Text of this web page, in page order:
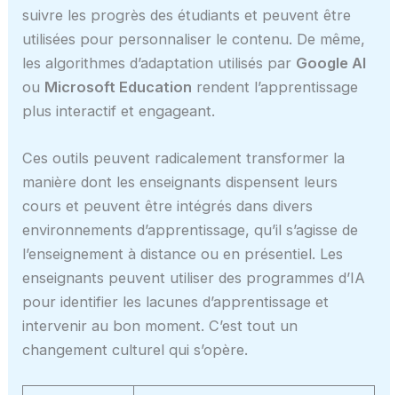
suivre les progrès des étudiants et peuvent être
utilisées pour personnaliser le contenu. De même,
les algorithmes d’adaptation utilisés par Google AI
ou Microsoft Education rendent l’apprentissage
plus interactif et engageant.
Ces outils peuvent radicalement transformer la
manière dont les enseignants dispensent leurs
cours et peuvent être intégrés dans divers
environnements d’apprentissage, qu’il s’agisse de
l’enseignement à distance ou en présentiel. Les
enseignants peuvent utiliser des programmes d’IA
pour identifier les lacunes d’apprentissage et
intervenir au bon moment. C’est tout un
changement culturel qui s’opère.